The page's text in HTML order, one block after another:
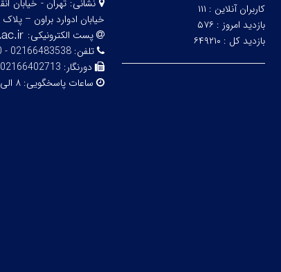
کاربران آنلاین : ۱۱۱
بازدید امروز : ۵۷۶
بازدید کل : ۶۴۹۲۱۰
نشانی:
خیابان ادوارد براون – پلاک ۲۰
پست الکترونیکی:
تلفن:02166483538 - 02161112850
دورنگار: 02166402713
ساعات پاسخگویی:۸ الی ۱۸